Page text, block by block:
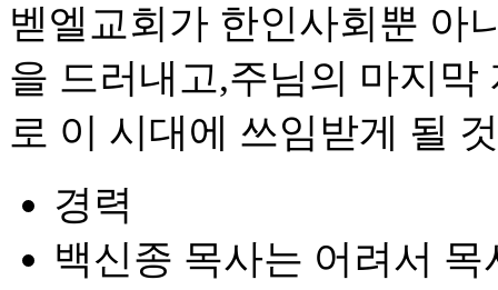
벧엘교회가 한인사회뿐 아
을 드러내고,주님의 마지
로 이 시대에 쓰임받게 될
경력
백신종 목사는 어려서